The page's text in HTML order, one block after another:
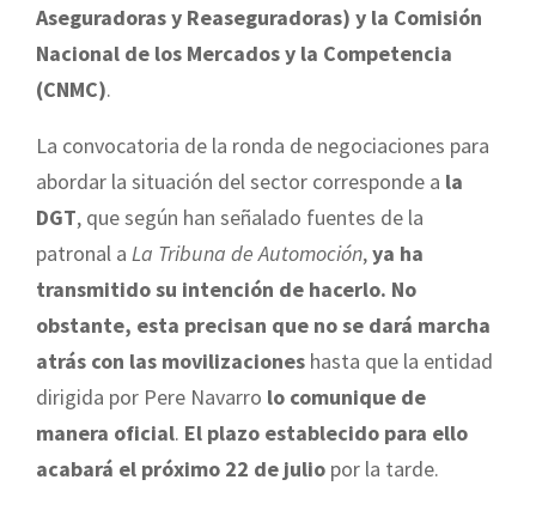
Aseguradoras y Reaseguradoras) y la Comisión
Nacional de los Mercados y la Competencia
(CNMC).
La convocatoria de la ronda de negociaciones para
abordar la situación del sector corresponde a la
DGT, que según han señalado fuentes de la
patronal a La Tribuna de Automoción,ya ha
transmitido su intención de hacerlo. No
obstante, esta precisan que no se dará marcha
atrás con las movilizaciones hasta que la entidad
dirigida por Pere Navarro lo comunique de
manera oficial. El plazo establecido para ello
acabará el próximo 22 de julio por la tarde.